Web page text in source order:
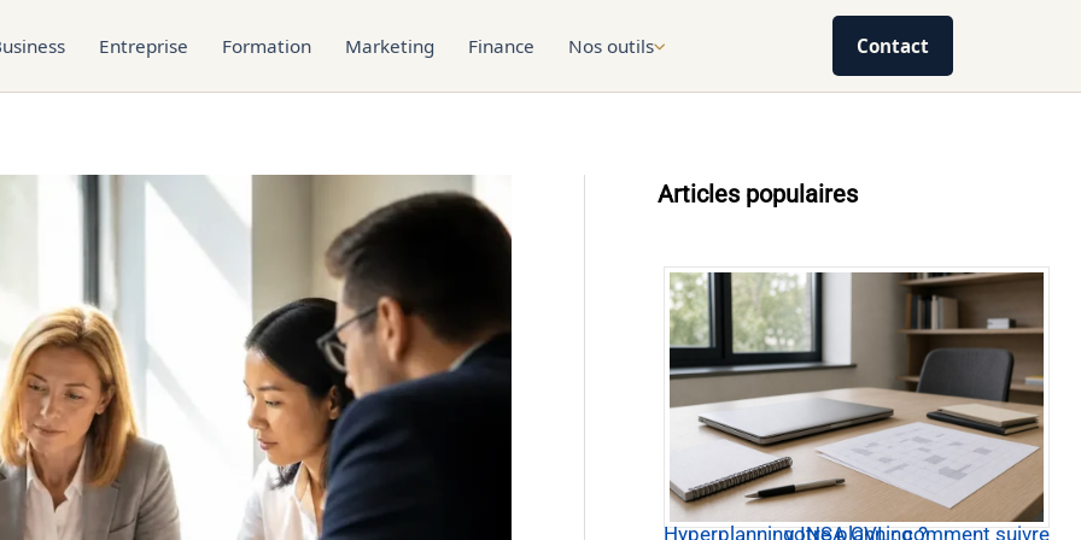
Entreprise Formation Marketing Finance Nos outils Contact
Articles populaires
Hyperplanning INSA CVL : comment suivre votre planning ?